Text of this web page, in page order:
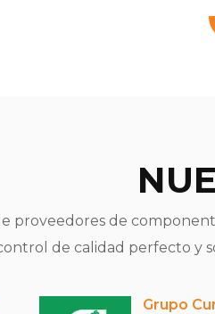
proveedores de
de calidad perfecto y
Grupo